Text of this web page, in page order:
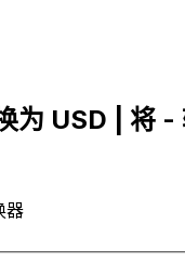
为 USD | 将 -
器